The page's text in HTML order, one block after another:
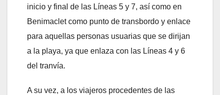
inicio y final de las Líneas 5 y 7, así como en
Benimaclet como punto de transbordo y enlace
para aquellas personas usuarias que se dirijan
a la playa, ya que enlaza con las Líneas 4 y 6
del tranvía.
A su vez, a los viajeros procedentes de las